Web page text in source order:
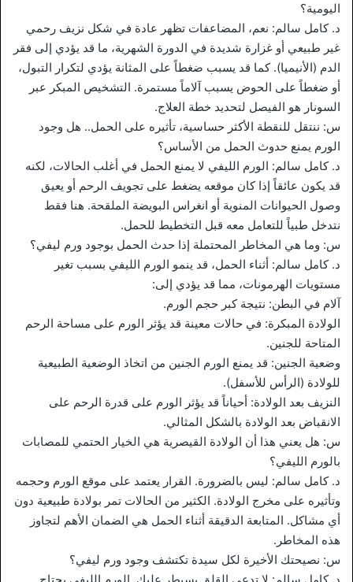
اليومية؟
د. كامل سالم: نعم، المضاعفات تظهر عادة في شكل نزيف رحمي
غير طبيعي أو غزارة شديدة في الدورة الشهرية، ما قد يؤدي إلى فقر
الدم (الأنيميا). كما قد يسبب ضغطاً على المثانة يؤدي لتكرار التبول،
أو ضغطاً على الحوض يسبب آلاماً مستمرة. التشخيص المبكر عبر
السونار هو الفيصل لتحديد خطة العلاج.
س: ننتقل للنقطة الأكثر حساسية، تأثيره على الحمل.. هل وجود
الورم يمنع حدوث الحمل من الأساس؟
د. كامل سالم: الورم الليفي لا يمنع الحمل في أغلب الحالات، لكنه
قد يكون عائقاً إذا كان موقعه يضغط على تجويف الرحم أو يعيق
وصول الحيوانات المنوية أو انغراس البويضة الملقحة. هنا فقط
نتدخل طبياً للتعامل معه قبل التخطيط للحمل.
س: وما هي المخاطر المحتملة إذا حدث الحمل بوجود ورم ليفي؟
د. كامل سالم: أثناء الحمل، قد ينمو الورم الليفي بسبب تغير
مستويات الهرمونات، مما قد يؤدي إلى:
آلام في البطن: نتيجة كبر حجم الورم.
الولادة المبكرة: في حالات معينة قد يؤثر الورم على مساحة الرحم
المتاحة للجنين.
وضعية الجنين: قد يمنع الورم الجنين من اتخاذ الوضعية الطبيعية
للولادة (الرأس للأسفل).
النزيف بعد الولادة: أحياناً قد يؤثر الورم على قدرة الرحم على
الانقباض بعد الولادة بالشكل المثالي.
س: هل يعني هذا أن الولادة القيصرية هي الخيار الحتمي للمصابات
بالورم الليفي؟
د. كامل سالم: ليس بالضرورة. القرار يعتمد على موقع الورم وحجمه
وتأثيره على مخرج الولادة. الكثير من الحالات تمر بولادة طبيعية دون
أي مشاكل. المتابعة الدقيقة أثناء الحمل هي الضمان الأهم لتجاوز
هذه المخاطر.
س: نصيحتك الأخيرة لكل سيدة تكتشف وجود ورم ليفي؟